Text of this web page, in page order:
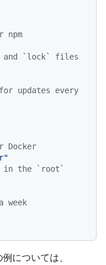
npm
and `lock` files
updates every
Docker
in the `root`
week
については、